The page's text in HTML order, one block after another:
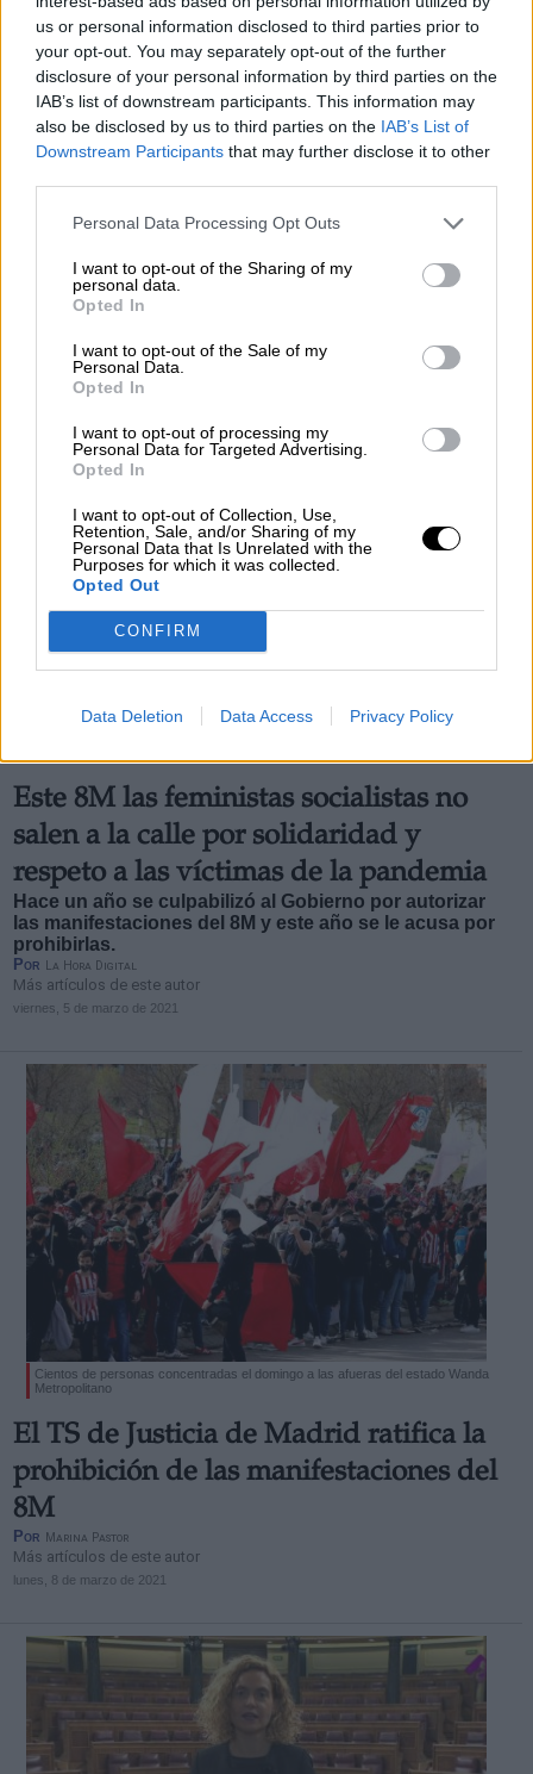
us or personal information disclosed to third parties prior to
your opt-out. You may separately opt-out of the further
disclosure of your personal information by third parties on the
IAB’s list of downstream participants. This information may
also be disclosed by us to third parties on the IAB’s List of
Downstream Participants that may further disclose it to other
Personal Data Processing Opt Outs
I want to opt-out of the Sharing of my
personal data.
Opted In
I want to opt-out of the Sale of my
Personal Data.
Opted In
I want to opt-out of processing my
Personal Data for Targeted Advertising.
Opted In
I want to opt-out of Collection, Use,
Retention, Sale, and/or Sharing of my
Personal Data that Is Unrelated with the
Purposes for which it was collected.
Opted Out
CONFIRM
Data Deletion Data Access Privacy Policy
El veto a la TERF
Más artículos de este autor
lunes, 22 de febrero de 2021
Este 8M las feministas socialistas no
salen a la calle por solidaridad y
respeto a las víctimas de la pandemia
Hace un año se culpabilizó al Gobierno por autorizar
las manifestaciones del 8M y este año se le acusa por
prohibirlas.
Por La Hora Digital
Más artículos de este autor
viernes, 5 de marzo de 2021
Cientos de personas concentradas el domingo a las afueras del estado Wanda
Metropolitano
El TS de Justicia de Madrid ratifica la
prohibición de las manifestaciones del
8M
Por Marina Pastor
Más artículos de este autor
lunes, 8 de marzo de 2021